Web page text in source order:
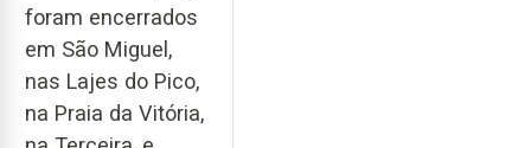
foram encerrados
em São Miguel,
nas Lajes do Pico,
na Praia da Vitória,